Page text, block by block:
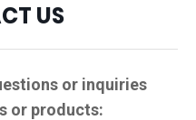
US
or inquiries
or products: